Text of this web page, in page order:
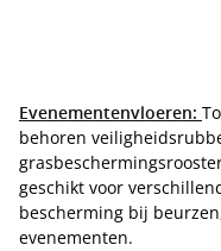
Evenementenvloeren:
behoren
geschikt voor
bescherming bij
evenementen.